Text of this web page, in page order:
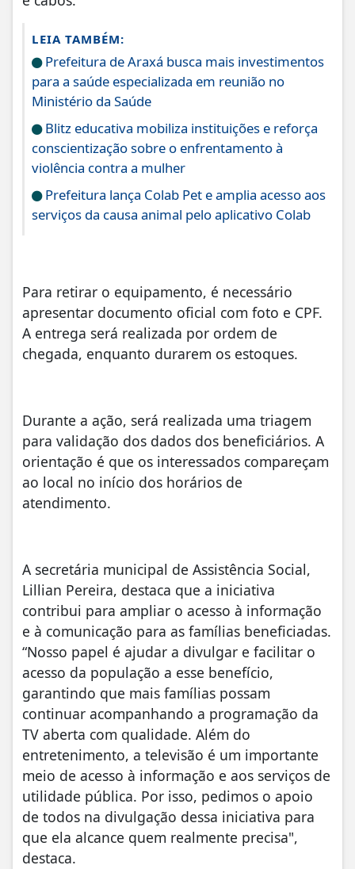
LEIA TAMBÉM:
Prefeitura de Araxá busca mais investimentos
para a saúde especializada em reunião no
Ministério da Saúde
Blitz educativa mobiliza instituições e reforça
conscientização sobre o enfrentamento à
violência contra a mulher
Prefeitura lança Colab Pet e amplia acesso aos
serviços da causa animal pelo aplicativo Colab
Para retirar o equipamento, é necessário
apresentar documento oficial com foto e CPF.
A entrega será realizada por ordem de
chegada, enquanto durarem os estoques.
Durante a ação, será realizada uma triagem
para validação dos dados dos beneficiários. A
orientação é que os interessados compareçam
ao local no início dos horários de
atendimento.
A secretária municipal de Assistência Social,
Lillian Pereira, destaca que a iniciativa
contribui para ampliar o acesso à informação
e à comunicação para as famílias beneficiadas.
“Nosso papel é ajudar a divulgar e facilitar o
acesso da população a esse benefício,
garantindo que mais famílias possam
continuar acompanhando a programação da
TV aberta com qualidade. Além do
entretenimento, a televisão é um importante
meio de acesso à informação e aos serviços de
utilidade pública. Por isso, pedimos o apoio
de todos na divulgação dessa iniciativa para
que ela alcance quem realmente precisa",
destaca.